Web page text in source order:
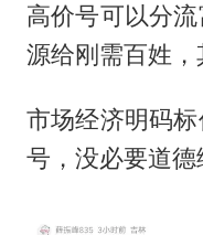
高价号可以分
源给刚需百姓，
市场经济明码
号，没必要道德